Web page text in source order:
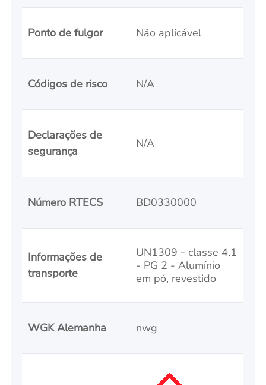
Ponto de fulgor Não aplicável
Códigos de risco N/A
Declarações de
segurança
N/A
Número RTECS BD0330000
Informações de
transporte
UN1309 - classe 4.1
- PG 2 - Alumínio
em pó, revestido
WGK Alemanha nwg